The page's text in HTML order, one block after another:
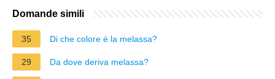
Domande simili
35 Di che colore è la melassa?
29 Da dove deriva melassa?